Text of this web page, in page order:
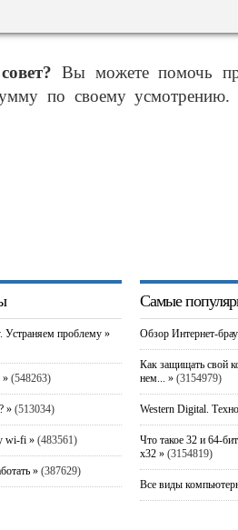
Вы можете помочь
по своему
Устраняем проблему »
»(548263)
»(513034)
wi-fi »(483561)
»(387629)
Самые
Обзор Интернет-
Как защищать свой
нем... »(3154979)
Western Digital.
Что такое 32 и 64-
x32 »(3154819)
Все виды